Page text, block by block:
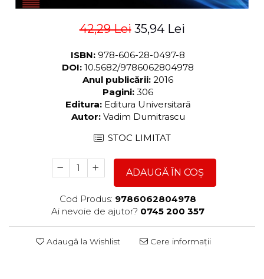
42,29 Lei 35,94 Lei
ISBN: 978-606-28-0497-8
DOI: 10.5682/9786062804978
Anul publicării: 2016
Pagini: 306
Editura: Editura Universitară
Autor: Vadim Dumitrascu
STOC LIMITAT
ADAUGĂ ÎN COȘ
Cod Produs: 9786062804978
Ai nevoie de ajutor? 0745 200 357
Adaugă la Wishlist Cere informații